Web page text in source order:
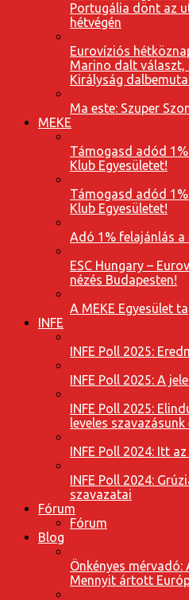
Portugália dönt az
hétvégén
Eurovíziós
Marino dalt választ,
Királyság
Ma este: Szuper
MEKE
Támogasd adód
Klub Egyesületet!
Támogasd adód
Klub Egyesületet!
Adó 1% felajánlás a
ESC Hungary –
nézés Budapesten!
A MEKE Egyesület
INFE
INFE Poll 2025:
INFE Poll 2025: A
INFE Poll 2025:
leveles
INFE Poll 2024: Itt
INFE Poll 2024:
szavazatai
Fórum
Fórum
Blog
Önkényes
Mennyit ártott